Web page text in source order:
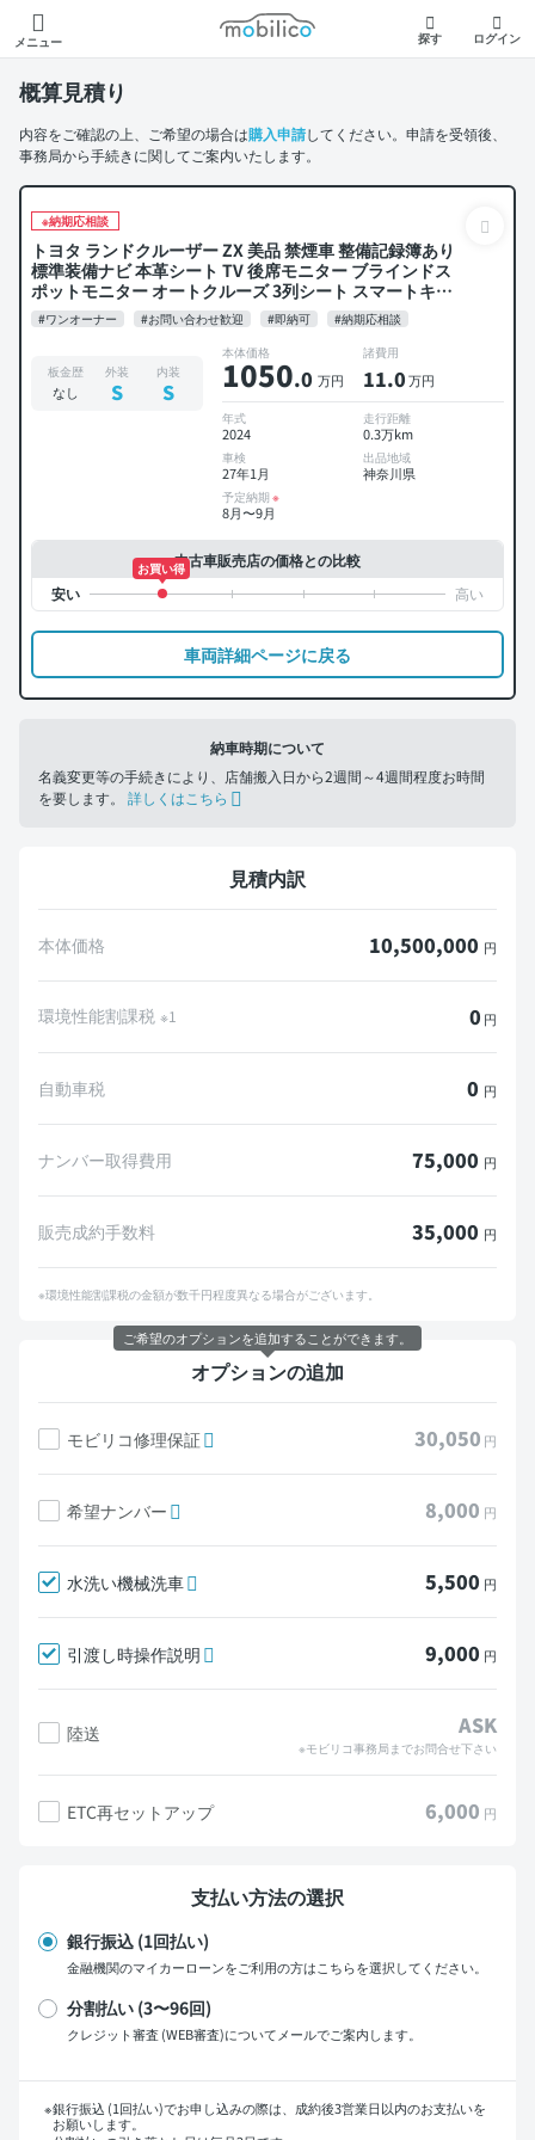
メニュー
モビリコ
探す ログイン
概算見積り
内容をご確認の上、ご希望の場合は購入申請してください。申請を受領後、
事務局から手続きに関してご案内いたします。
※納期応相談
トヨタ ランドクルーザー ZX 美品 禁煙車 整備記録簿あり
標準装備ナビ 本革シート TV 後席モニター ブラインドス
ポットモニター オートクルーズ 3列シート スマートキー
ETC サンルーフ 電動バックドア バックモニター 全方位カ
メラ 衝突軽減 7人乗り
#ワンオーナー #お問い合わせ歓迎 #即納可 #納期応相談
板金歴
なし
外装
S
内装
S
本体価格
1050.0 万円
諸費用
11.0万円
年式
2024
走行距離
0.3万km
車検
27年1月
出品地域
神奈川県
予定納期 ※
8月〜9月
中古車販売店の価格との比較
お買い得
車両詳細ページに戻る
納車時期について
名義変更等の手続きにより、店舗搬入日から2週間～4週間程度お時間
を要します。 詳しくはこちら
見積内訳
本体価格 10,500,000 円
環境性能割課税 ※1 0 円
自動車税 0 円
ナンバー取得費用 75,000 円
販売成約手数料 35,000 円
※環境性能割課税の金額が数千円程度異なる場合がございます。
オプションの追加
モビリコ修理保証 30,050 円
希望ナンバー 8,000 円
水洗い機械洗車 5,500 円
引渡し時操作説明 9,000 円
陸送 ASK
※モビリコ事務局までお問合せ下さい
ETC再セットアップ 6,000 円
支払い方法の選択
銀行振込 (1回払い)
金融機関のマイカーローンをご利用の方はこちらを選択してください。
分割払い (3〜96回)
クレジット審査 (WEB審査)についてメールでご案内します。
支払い回数
銀行振込 (1回払い)でお申し込みの際は、成約後3営業日以内のお支払いを
お願いします。
ご希望のオプションを追加することができます。